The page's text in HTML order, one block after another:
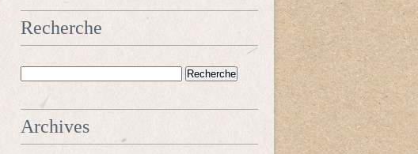
Recherche
Archives